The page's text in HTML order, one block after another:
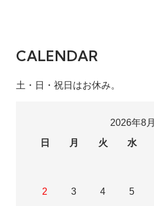
CALENDAR
土・日・祝日はお休み。
2026年8月
日
月 火 水
2 3 4 5